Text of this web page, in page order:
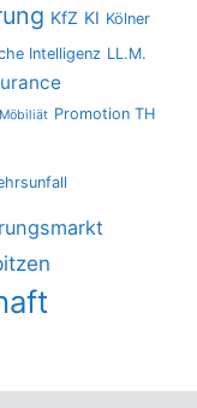
KfZ KI Kölner
Intelligenz LL.M.
Möbiliät Promotion TH